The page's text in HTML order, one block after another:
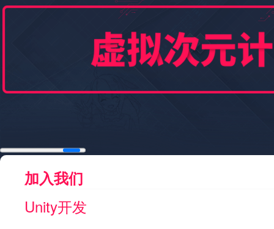
加入我们
Unity开发